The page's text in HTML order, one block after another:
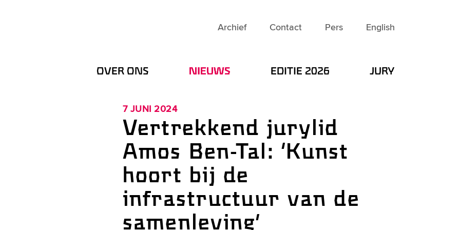
Archief Contact Pers English
OVER ONS NIEUWS EDITIE 2026 JURY
7 JUNI 2024
Vertrekkend jurylid
Amos Ben-Tal: ‘Kunst
hoort bij de
infrastructuur van de
samenleving’